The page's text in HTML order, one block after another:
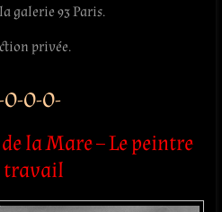
galerie 93 Paris.
privée.
O-O-
la Mare – Le peintre
travail